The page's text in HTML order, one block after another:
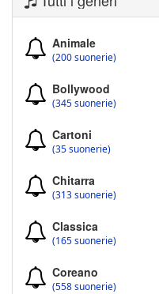
Animale
(200 suonerie)
Bollywood
(345 suonerie)
Cartoni
(35 suonerie)
Chitarra
(313 suonerie)
Classica
(165 suonerie)
Coreano
(558 suonerie)